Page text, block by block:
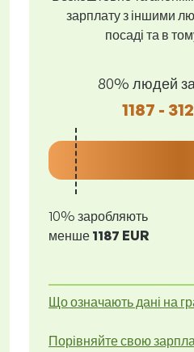
зарплату з іншими
посаді та в
80% людей
1187 -
10% заробляють
менше 1187 EUR
Що означають дані на
Порівняйте свою